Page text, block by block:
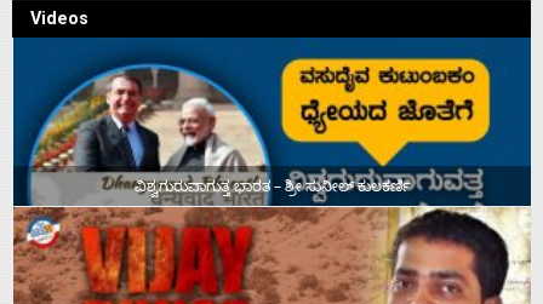
Videos
ವಿಶ್ವಗುರುವಾಗುತ್ತ ಭಾರತ – ಶ್ರೀ ಸುನೀಲ್‌ ಕುಲಕರ್ಣಿ